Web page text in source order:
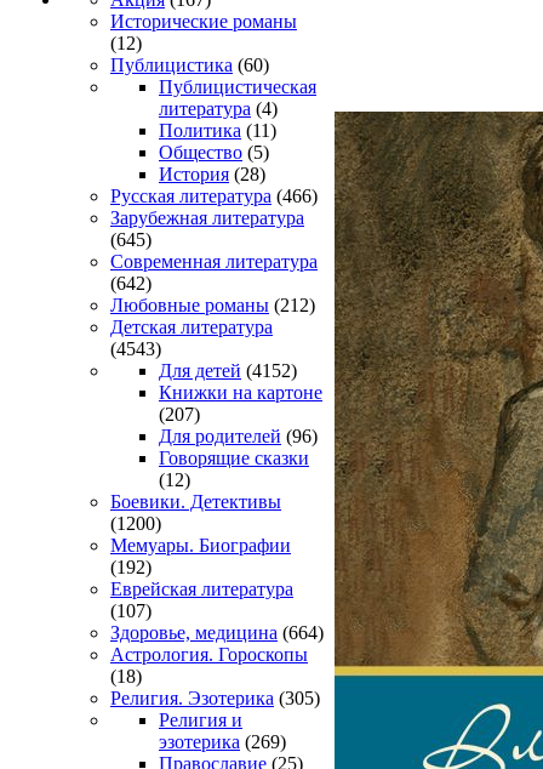
Исторические романы
(12)
Публицистика (60)
Публицистическая
литература (4)
Политика (11)
Общество (5)
История (28)
Русская литература (466)
Зарубежная литература
(645)
Современная литература
(642)
Любовные романы (212)
Детская литература
(4543)
Для детей (4152)
Книжки на картоне
(207)
Для родителей (96)
Говорящие сказки
(12)
Боевики. Детективы
(1200)
Мемуары. Биографии
(192)
Еврейская литература
(107)
Здоровье, медицина (664)
Астрология. Гороскопы
(18)
Религия. Эзотерика (305)
Религия и
эзотерика (269)
Православие (25)